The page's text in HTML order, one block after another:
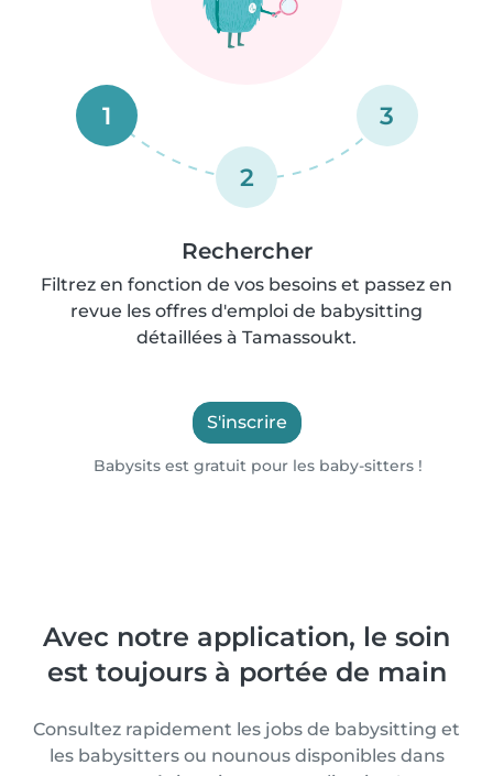
1
2
3
Rechercher
Filtrez en fonction de vos besoins et passez en
revue les offres d'emploi de babysitting
détaillées à Tamassoukt.
S'inscrire
Babysits est gratuit pour les baby-sitters !
Avec notre application, le soin
est toujours à portée de main
Consultez rapidement les jobs de babysitting et
les babysitters ou nounous disponibles dans